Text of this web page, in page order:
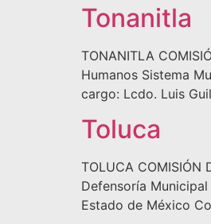
Tonanitla
TONANITLA
Humanos Sistema
cargo: Lcdo. Luis
Toluca
TOLUCA COMISIÓN
Defensoría
Estado de México